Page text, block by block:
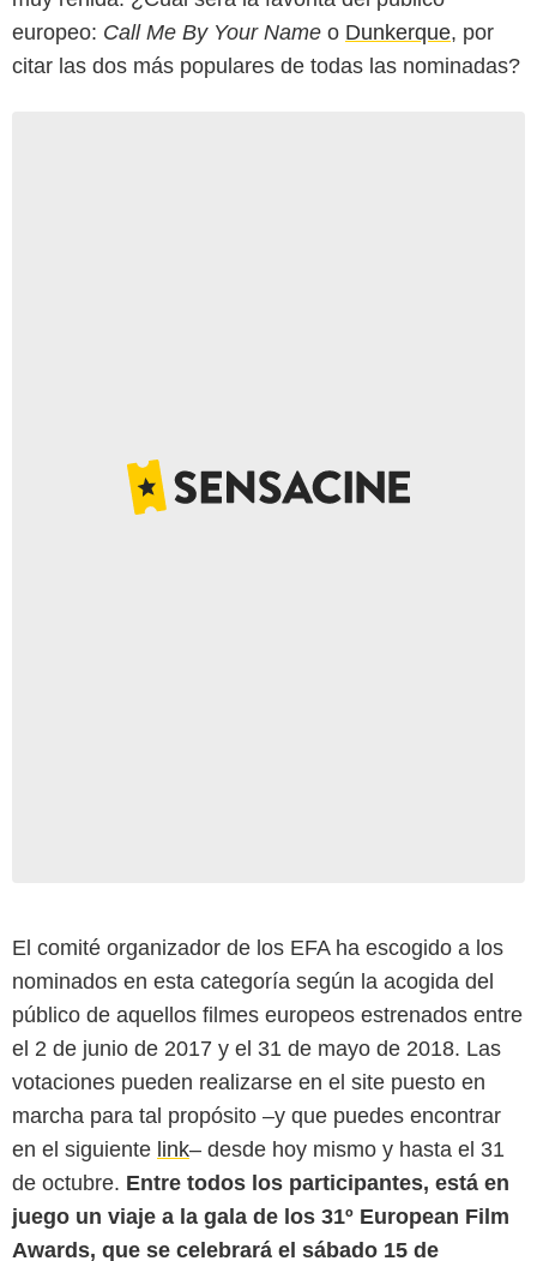
europeo: Call Me By Your Name o Dunkerque, por
citar las dos más populares de todas las nominadas?
El comité organizador de los EFA ha escogido a los
nominados en esta categoría según la acogida del
público de aquellos filmes europeos estrenados entre
el 2 de junio de 2017 y el 31 de mayo de 2018. Las
votaciones pueden realizarse en el site puesto en
marcha para tal propósito –y que puedes encontrar
en el siguiente link– desde hoy mismo y hasta el 31
de octubre. Entre todos los participantes, está en
juego un viaje a la gala de los 31º European Film
Awards, que se celebrará el sábado 15 de